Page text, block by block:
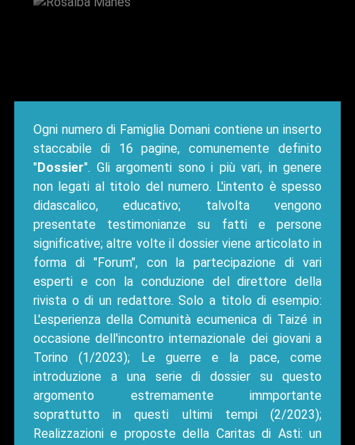
Ogni numero di Famiglia Domani contiene un inserto
staccabile di 16 pagine, comunemente definito
"Dossier". Gli argomenti sono i più vari, in genere
non legati al titolo del numero. L'intento è spesso
didascalico, educativo; talvolta vengono
presentate testimonianze su fatti e persone
significative; altre volte il dossier viene articolato in
forma di "Forum", con la partecipazione di vari
esperti e con la conduzione del direttore della
rivista o di un redattore. Solo a titolo di esempio:
L'esperienza della Comunità ecumenica di Taizé in
occasione dell'incontro internazionale dei giovani a
Torino (1/2023); Le guerre e la pace, come
introduzione a una serie di dossier su questo
argomento estremamente immportante
soprattutto in questi ultimi tempi (2/2023);
Realizzazioni e proposte della Caritas di Asti: un